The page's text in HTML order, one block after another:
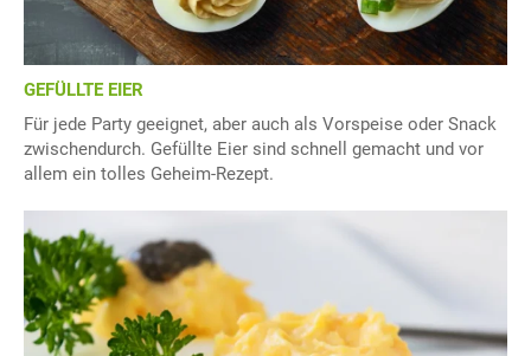
GEFÜLLTE EIER
Für jede Party geeignet, aber auch als Vorspeise oder Snack
zwischendurch. Gefüllte Eier sind schnell gemacht und vor
allem ein tolles Geheim-Rezept.